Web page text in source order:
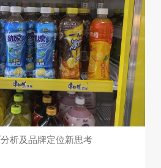
析及品牌定位新思考